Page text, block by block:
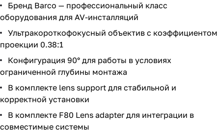
Бренд Barco — профессиональный класс
оборудования для AV-инсталляций
Ультракороткофокусный объектив с коэффициентом
проекции 0.38:1
Конфигурация 90° для работы в условиях
ограниченной глубины монтажа
В комплекте lens support для стабильной и
корректной установки
В комплекте F80 Lens adapter для интеграции в
совместимые системы